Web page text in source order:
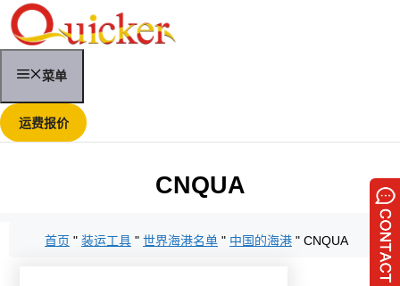
跳
至
内
菜单
运费报价
CNQUA
首页 " 装运工具 " 世界海港名单 " 中国的海港 " CNQUA